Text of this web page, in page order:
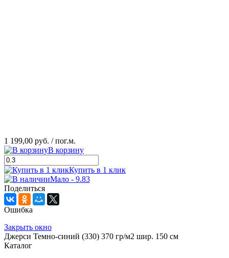
1 199,00 руб. / пог.м.
В корзину
Купить в 1 клик
Мало - 9.83
Поделиться
Ошибка
Закрыть окно
Джерси Темно-синий (330) 370 гр/м2 шир. 150 см
Каталог